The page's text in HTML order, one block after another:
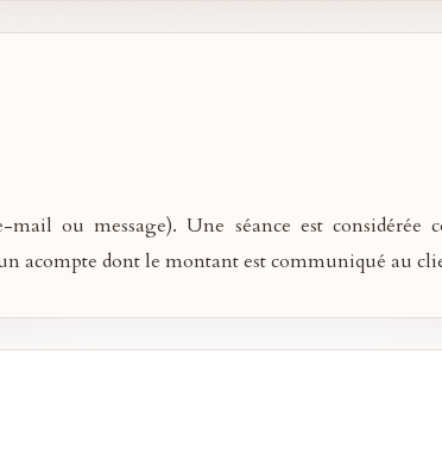
ou message). Une séance est considérée
acompte dont le montant est communiqué au